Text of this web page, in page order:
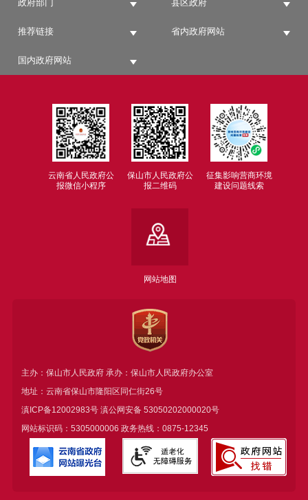
政府部门 县区政府
推荐链接 省内政府网站
国内政府网站
云南省人民政府公
报微信小程序
保山市人民政府公
报二维码
征集影响营商环境
建设问题线索
网站地图
主办：保山市人民政府 承办：保山市人民政府办公室
地址：云南省保山市隆阳区同仁街26号
滇ICP备12002983号滇公网安备 53050202000020号
网站标识码：5305000006 政务热线：0875-12345